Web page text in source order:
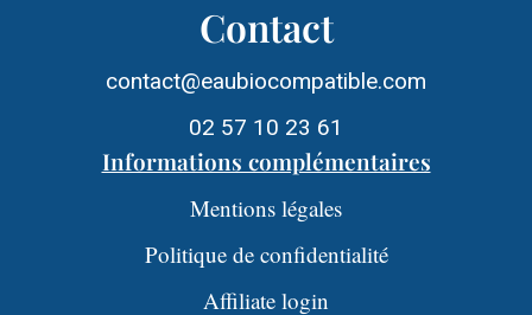
Contact
contact@eaubiocompatible.com
02 57 10 23 61
Informations complémentaires
Mentions légales
Politique de confidentialité
Affiliate login